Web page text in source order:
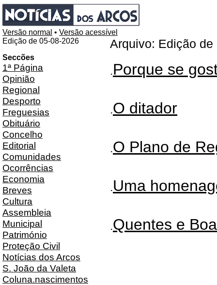
Versão normal • Versão acessível
Edição de 05-08-2026
Seccões
1ª Página
Opinião
Regional
Desporto
Freguesias
Obituário
Concelho
Editorial
Comunidades
Ocorrências
Economia
Breves
Cultura
Assembleia
Municipal
Património
Proteção Civil
Notícias dos Arcos
S. João da Valeta
Coluna.nascimentos
Arquivo: Edição de
.Porque se
.O ditador
.O Plano de
.Uma
.Quentes e